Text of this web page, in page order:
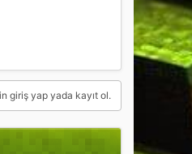
giriş yap yada kayıt ol.